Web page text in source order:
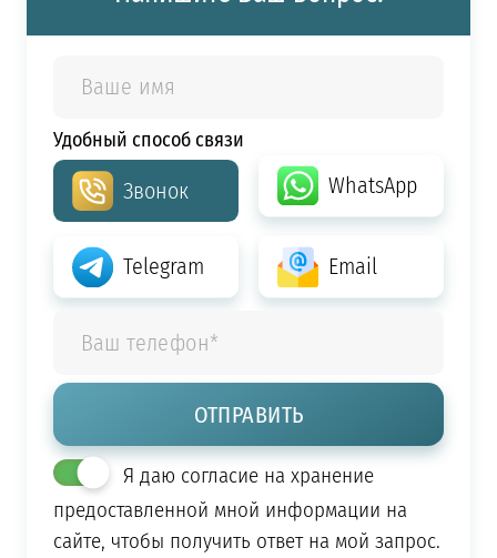
Удобный способ связи
Звонок WhatsApp
Telegram Email
Я даю согласие на хранение
предоставленной мной информации на
сайте, чтобы получить ответ на мой запрос.